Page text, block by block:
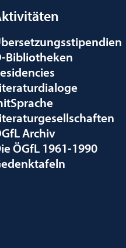
Bibliotheken
Archiv
ÖGfL 1961-1990